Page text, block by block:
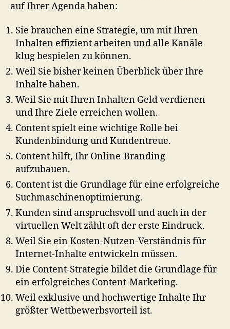
auf Ihrer Agenda haben:
Sie brauchen eine Strategie, um mit Ihren
Inhalten effizient arbeiten und alle Kanäle
klug bespielen zu können.
Weil Sie bisher keinen Überblick über Ihre
Inhalte haben.
Weil Sie mit Ihren Inhalten Geld verdienen
und Ihre Ziele erreichen wollen.
Content spielt eine wichtige Rolle bei
Kundenbindung und Kundentreue.
Content hilft, Ihr Online-Branding
aufzubauen.
Content ist die Grundlage für eine erfolgreiche
Suchmaschinenoptimierung.
Kunden sind anspruchsvoll und auch in der
virtuellen Welt zählt oft der erste Eindruck.
Weil Sie ein Kosten-Nutzen-Verständnis für
Internet-Inhalte entwickeln müssen.
Die Content-Strategie bildet die Grundlage für
ein erfolgreiches Content-Marketing.
Weil exklusive und hochwertige Inhalte Ihr
größter Wettbewerbsvorteil ist.